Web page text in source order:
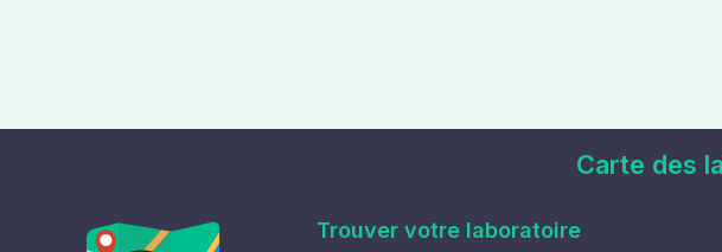
Carte des
Trouver votre laboratoire